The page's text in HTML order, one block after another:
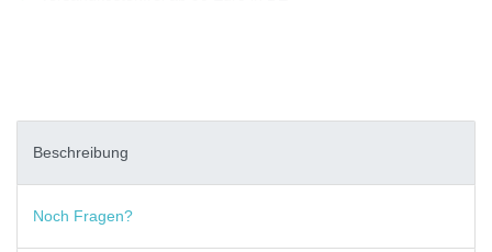
Beschreibung
Noch Fragen?